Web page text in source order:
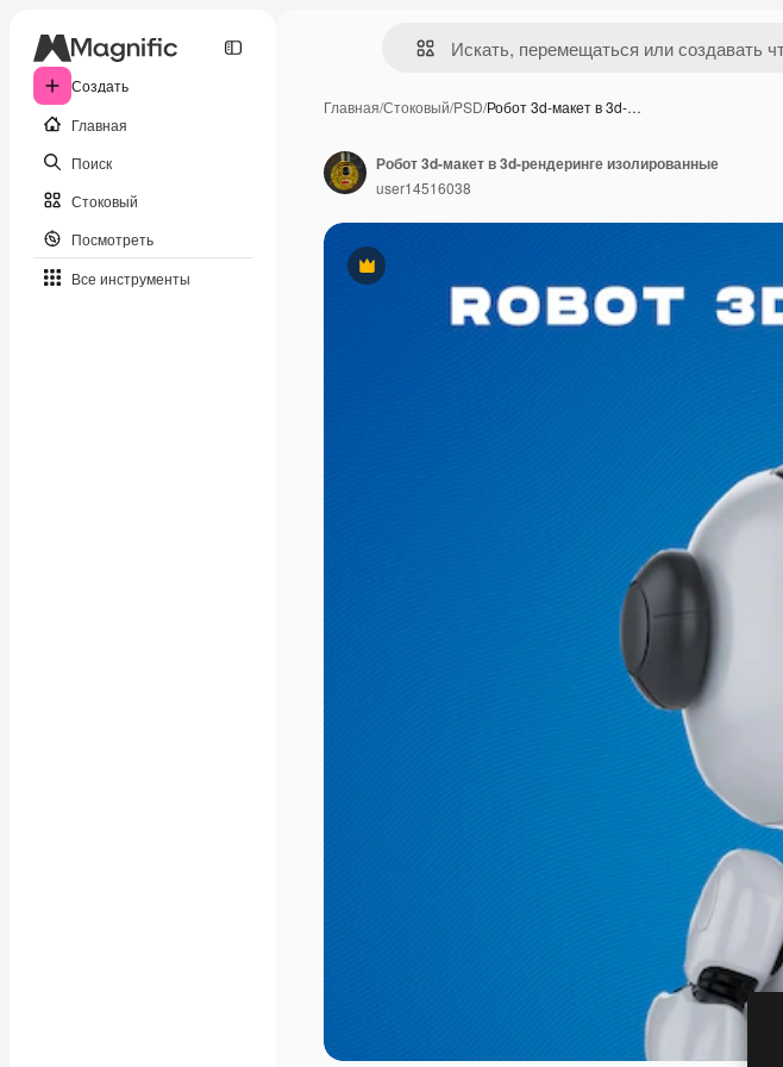
Создать
Главная
Поиск
Стоковый
Посмотреть
Все инструменты
Главная/Стоковый/PSD/Робот 3d-макет в 3d-…
Премиум
Робот 3d-макет в 3d-рендеринге изолированные
user14516038